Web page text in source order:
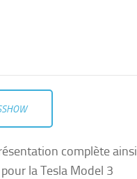
complète ainsi
la Tesla Model 3